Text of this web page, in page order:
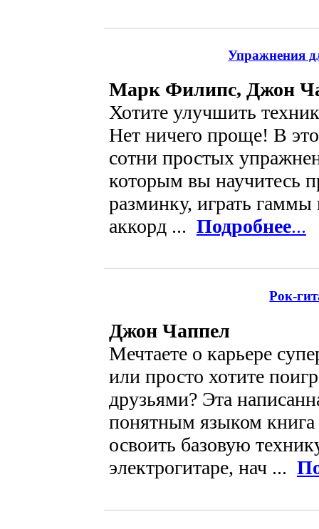
Упражнения
Марк Филипс, Джон
Хотите улучшить
Нет ничего проще! В
сотни простых
которым вы научитесь
разминку, играть
аккорд ... Подробнее...
Рок-
Джон Чаппел
Мечтаете о карьере
или просто хотите
друзьями? Эта
понятным языком
освоить базовую
электрогитаре, нач ...